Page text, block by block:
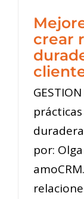
crear
por: